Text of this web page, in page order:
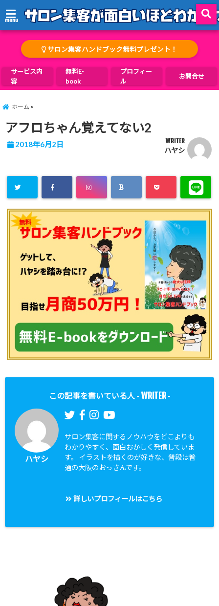
menu
サロン集客ハンドブック無料プレゼント！
サービス内
容
無料E-
book
プロフィー
ル
お問合せ
ホーム
アフロちゃん覚えてない2
2018年6月2日 WRITER
ハヤシ
この記事を書いている人 - WRITER-
ハヤシ
サロン集客に関するノウハウをどこよりも
わかりやすく、面白おかしく発信していま
す。 イラストを描くのが好きな、普段は普
通の大阪のおっさんです。
詳しいプロフィールはこちら